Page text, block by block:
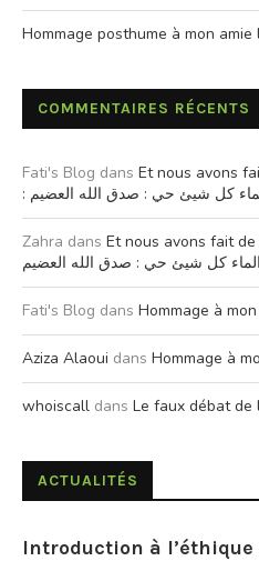
Hommage posthume à mon
COMMENTAIRES RÉCENTS
Fati's Blog dans Et nous avons
كل شيئ حي : صدق الله العضيم
Zahra dans Et nous avons fait de
كل شيئ حي : صدق الله العضيم
Fati's Blog dans Hommage à
Aziza Alaoui dans Hommage à
whoiscall dans Le faux débat de
ACTUALITÉS
Introduction à